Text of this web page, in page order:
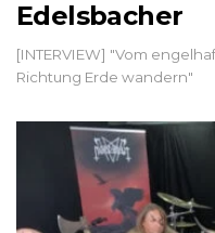
Edelsbacher
[INTERVIEW] "Vom
Richtung Erde wandern"